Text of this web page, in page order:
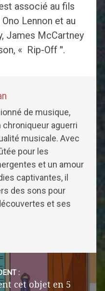
associé au fils
Lennon et au
James McCartney
« Rip-Off ''.
de musique,
chroniqueur aguerri
musicale. Avec
pour les
et un amour
captivantes, il
des sons pour
et ses
:
cet objet en 5